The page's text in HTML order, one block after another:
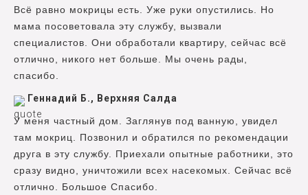
Всё равно мокрицы есть. Уже руки опустились. Но
мама посоветовала эту службу, вызвали
специалистов. Они обработали квартиру, сейчас всё
отлично, никого нет больше. Мы очень рады,
спасибо.
Геннадий Б., Верхняя Салда
У меня частный дом. Заглянув под ванную, увидел
там мокриц. Позвонил и обратился по рекомендации
друга в эту службу. Приехали опытные работники, это
сразу видно, уничтожили всех насекомых. Сейчас всё
отлично. Большое Спасибо.